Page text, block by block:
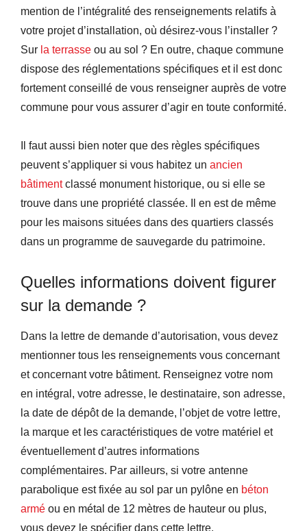
mention de l’intégralité des renseignements relatifs à
votre projet d’installation, où désirez-vous l’installer ?
Sur la terrasse ou au sol ? En outre, chaque commune
dispose des réglementations spécifiques et il est donc
fortement conseillé de vous renseigner auprès de votre
commune pour vous assurer d’agir en toute conformité.
Il faut aussi bien noter que des règles spécifiques
peuvent s’appliquer si vous habitez un ancien
bâtimentclassé monument historique, ou si elle se
trouve dans une propriété classée. Il en est de même
pour les maisons situées dans des quartiers classés
dans un programme de sauvegarde du patrimoine.
Quelles informations doivent figurer
sur la demande ?
Dans la lettre de demande d’autorisation, vous devez
mentionner tous les renseignements vous concernant
et concernant votre bâtiment. Renseignez votre nom
en intégral, votre adresse, le destinataire, son adresse,
la date de dépôt de la demande, l’objet de votre lettre,
la marque et les caractéristiques de votre matériel et
éventuellement d’autres informations
complémentaires. Par ailleurs, si votre antenne
parabolique est fixée au sol par un pylône en béton
armé ou en métal de 12 mètres de hauteur ou plus,
vous devez le spécifier dans cette lettre.